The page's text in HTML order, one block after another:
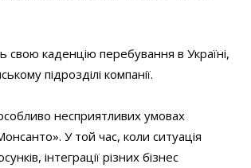
каденцію перебування в Україні,
підрозділі компанії.
несприятливих умовах
У той час, коли ситуація
інтеграції різних бізнес